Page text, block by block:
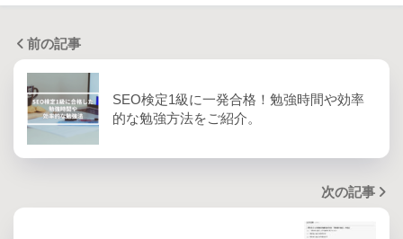
前の記事
SEO検定1級に一発合格！勉強時間や効率
的な勉強方法をご紹介。
次の記事